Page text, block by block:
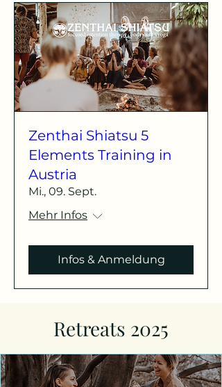
Zenthai Shiatsu 5
Elements Training in
Austria
Mi., 09. Sept.
Mehr Infos
Infos & Anmeldung
Retreats 2025